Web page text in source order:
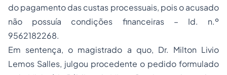
do pagamento das custas processuais, pois o acusado
não possuía condições financeiras – Id. n.º
9562182268.
Em sentença, o magistrado a quo, Dr. Milton Livio
Lemos Salles, julgou procedente o pedido formulado